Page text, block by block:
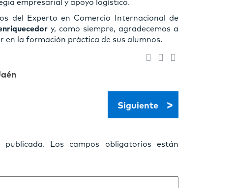
empresarial y apoyo logístico.
del Experto en Comercio Internacional de
y, como siempre, agradecemos a
en la formación práctica de sus alumnos.
Siguiente >
Los campos obligatorios están